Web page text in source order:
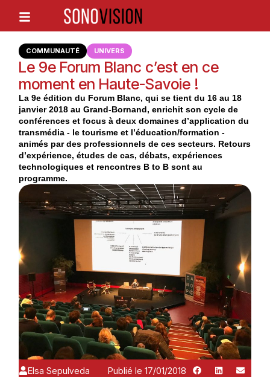
COMMUNAUTÉ UNIVERS
Le 9e Forum Blanc c’est en ce
moment en Haute-Savoie !
La 9e édition du Forum Blanc, qui se tient du 16 au 18
janvier 2018 au Grand-Bornand, enrichit son cycle de
conférences et focus à deux domaines d’application du
transmédia - le tourisme et l’éducation/formation -
animés par des professionnels de ces secteurs. Retours
d’expérience, études de cas, débats, expériences
technologiques et rencontres B to B sont au
programme.
Elsa Sepulveda Publié le 17/01/2018